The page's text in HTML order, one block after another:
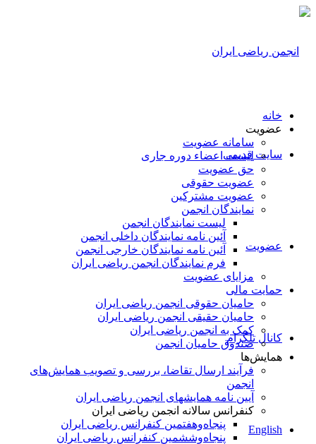
سایت قدیمی
عضویت
کانال تلگرام
English
خانه
عضویت
سامانه عضویت
لیست اعضاء دوره جاری
حق عضویت
عضویت حقوقی
عضویت مشترکین
نمایندگان انجمن
لیست نمایندگان انجمن
آئین نامه نمایندگان داخلی انجمن
آئین نامه نمایندگان خارجی انجمن
فرم نمایندگان انجمن ریاضی ایران
مزایای عضویت
حمایت مالی
حامیان حقوقی انجمن ریاضی ایران
حامیان حقیقی انجمن ریاضی ایران
کمک به انجمن ریاضی ایران
صندوق حامیان انجمن
همایش‌ها
فرآیند ارسال تقاضا، بررسی و تصویب همایش‌های
انجمن
آیین نامه همایشهای انجمن ریاضی ایران
کنفرانس‌ سالانه انجمن ریاضی ایران
پنجاه‌و‌هفتمین کنفرانس ریاضی ایران
پنجاه‌و‌ششمین کنفرانس ریاضی ایران